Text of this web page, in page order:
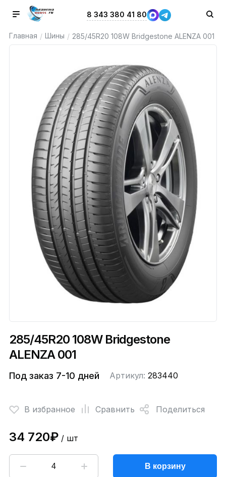
8 343 380 41 80
Главная / Шины / 285/45R20 108W Bridgestone ALENZA 001
285/45R20 108W Bridgestone
ALENZA 001
Под заказ 7-10 дней Артикул: 283440
В избранное Сравнить Поделиться
34 720₽/ шт
В корзину